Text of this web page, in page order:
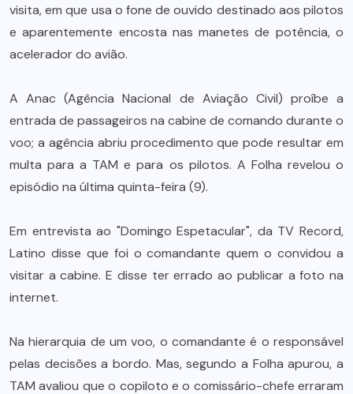
visita, em que usa o fone de ouvido destinado aos pilotos
e aparentemente encosta nas manetes de potência, o
acelerador do avião.
A Anac (Agência Nacional de Aviação Civil) proíbe a
entrada de passageiros na cabine de comando durante o
voo; a agência abriu procedimento que pode resultar em
multa para a TAM e para os pilotos. A Folha revelou o
episódio na última quinta-feira (9).
Em entrevista ao "Domingo Espetacular", da TV Record,
Latino disse que foi o comandante quem o convidou a
visitar a cabine. E disse ter errado ao publicar a foto na
internet.
Na hierarquia de um voo, o comandante é o responsável
pelas decisões a bordo. Mas, segundo a Folha apurou, a
TAM avaliou que o copiloto e o comissário-chefe erraram